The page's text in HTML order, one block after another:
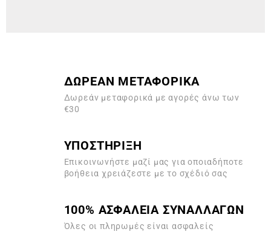
ΔΩΡΕΑΝ ΜΕΤΑΦΟΡΙΚΑ
Δωρεάν μεταφορικά με αγορές άνω των
€30
ΥΠΟΣΤΗΡΙΞΗ
Επικοινωνήστε μαζί μας για οποιαδήποτε
βοήθεια χρειάζεστε με το σχέδιό σας
100% ΑΣΦΑΛΕΙΑ ΣΥΝΑΛΛΑΓΩΝ
Όλες οι πληρωμές είναι ασφαλείς